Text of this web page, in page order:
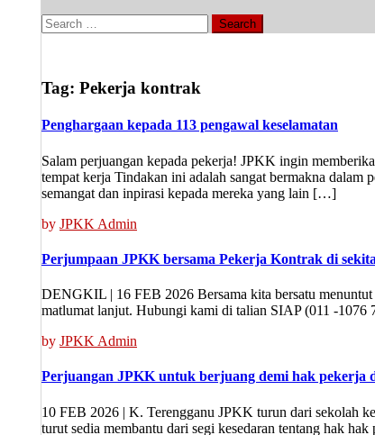
Search
for:
Tag: Pekerja kontrak
Penghargaan kepada 113 pengawal keselamatan
Salam perjuangan kepada pekerja! JPKK ingin
tempat kerja Tindakan ini adalah sangat bermakna dalam
semangat dan inpirasi kepada mereka yang lain […]
by JPKK Admin
Perjumpaan JPKK bersama Pekerja Kontrak di
DENGKIL | 16 FEB 2026 Bersama kita bersatu
matlumat lanjut. Hubungi kami di talian SIAP (011 -1076
by JPKK Admin
Perjuangan JPKK untuk berjuang demi hak pekerja
10 FEB 2026 | K. Terengganu JPKK turun dari sekolah
turut sedia membantu dari segi kesedaran tentang hak